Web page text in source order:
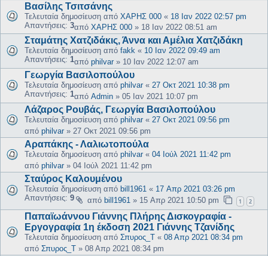
Βασίλης Τσιτσάνης
Τελευταία δημοσίευση από ΧΑΡΗΣ 000 « 18 Ιαν 2022 02:57 pm
Απαντήσεις: 3από ΧΑΡΗΣ 000 » 18 Ιαν 2022 08:51 am
Σταμάτης Χατζιδάκις, Άννα και Αμέλια Χατζιδάκη
Τελευταία δημοσίευση από fakk « 10 Ιαν 2022 09:49 am
Απαντήσεις: 1από philvar » 10 Ιαν 2022 12:07 am
Γεωργία Βασιλοπούλου
Τελευταία δημοσίευση από philvar « 27 Οκτ 2021 10:38 pm
Απαντήσεις: 1από Admin » 05 Ιαν 2021 10:07 pm
Λάζαρος Ρουβάς, Γεωργία Βασιλοπούλου
Τελευταία δημοσίευση από philvar « 27 Οκτ 2021 09:56 pm
από philvar » 27 Οκτ 2021 09:56 pm
Αραπάκης - Λαλιωτοπούλα
Τελευταία δημοσίευση από philvar « 04 Ιούλ 2021 11:42 pm
από philvar » 04 Ιούλ 2021 11:42 pm
Σταύρος Καλουμένου
Τελευταία δημοσίευση από bill1961 « 17 Απρ 2021 03:26 pm
Απαντήσεις: 9 από bill1961 » 15 Απρ 2021 10:50 pm 1 2
Παπαϊωάννου Γιάννης Πλήρης Δισκογραφία -
Εργογραφία 1η έκδοση 2021 Γιάννης Τζανίδης
Τελευταία δημοσίευση από Σπυρος_Τ « 08 Απρ 2021 08:34 pm
από Σπυρος_Τ » 08 Απρ 2021 08:34 pm